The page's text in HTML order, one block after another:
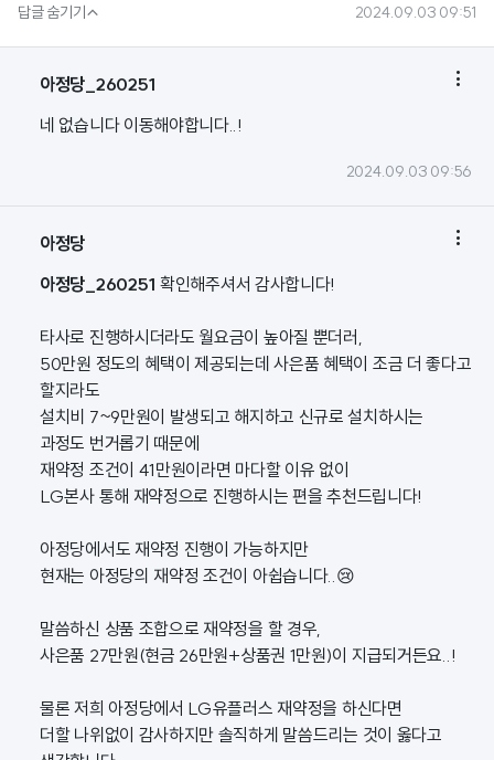
답글 숨기기 2024.09.03 09:51
아정당_260251 
네 없습니다 이동해야합니다..!
2024.09.03 09:56
아정당 
아정당_260251 확인해주셔서 감사합니다!
타사로 진행하시더라도 월요금이 높아질 뿐더러,
50만원 정도의 혜택이 제공되는데 사은품 혜택이 조금 더 좋다고
할지라도
설치비 7~9만원이 발생되고 해지하고 신규로 설치하시는
과정도 번거롭기 때문에
재약정 조건이 41만원이라면 마다할 이유 없이
LG본사 통해 재약정으로 진행하시는 편을 추천드립니다!
아정당에서도 재약정 진행이 가능하지만
현재는 아정당의 재약정 조건이 아쉽습니다..😢
말씀하신 상품 조합으로 재약정을 할 경우,
사은품 27만원(현금 26만원+상품권 1만원)이 지급되거든요..!
물론 저희 아정당에서 LG유플러스 재약정을 하신다면
더할 나위없이 감사하지만 솔직하게 말씀드리는 것이 옳다고